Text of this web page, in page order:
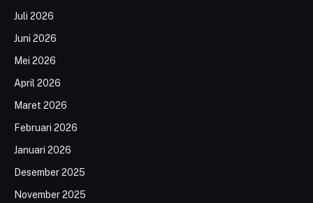
Juli 2026
Juni 2026
Mei 2026
April 2026
Maret 2026
Februari 2026
Januari 2026
Desember 2025
November 2025